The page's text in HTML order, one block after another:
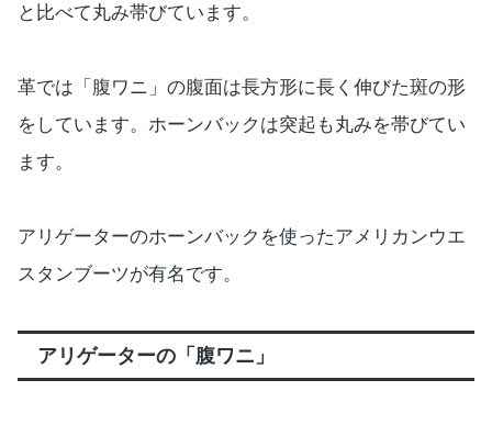
と比べて丸み帯びています。
革では「腹ワニ」の腹面は長方形に長く伸びた斑の形
をしています。ホーンバックは突起も丸みを帯びてい
ます。
アリゲーターのホーンバックを使ったアメリカンウエ
スタンブーツが有名です。
アリゲーターの「腹ワニ」